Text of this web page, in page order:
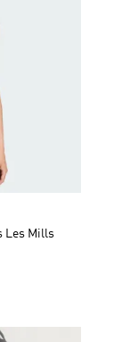
Les Mills